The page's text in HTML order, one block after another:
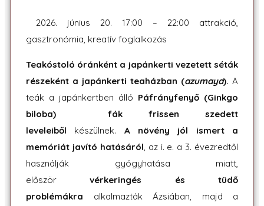
2026. június 20. 17:00 – 22:00 attrakció,
gasztronómia, kreatív foglalkozás
Teakóstoló óránként a japánkerti vezetett séták
részeként a japánkerti teaházban (azumaya). A
teák a japánkertben álló Páfrányfenyő (Ginkgo
biloba)
fák frissen szedett
leveleiből készülnek. A növény jól ismert a
memóriát javító hatásáról , az i. e. a 3. évezredtől
használják gyógyhatása miatt,
előszörvérkeringés és tüdő
problémákra alkalmazták Ázsiában, majd a